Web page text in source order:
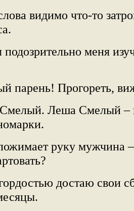
видимо что-то
меня
парень! Прогореть,
Леша Смелый –
руку мужчина
достаю свои